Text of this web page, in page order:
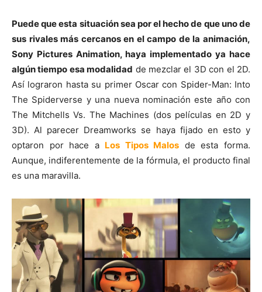
Puede que esta situación sea por el hecho de que uno de
sus rivales más cercanos en el campo de la animación,
Sony Pictures Animation, haya implementado ya hace
algún tiempo esa modalidad de mezclar el 3D con el 2D.
Así lograron hasta su primer Oscar con Spider-Man: Into
The Spiderverse y una nueva nominación este año con
The Mitchells Vs. The Machines (dos películas en 2D y
3D). Al parecer Dreamworks se haya fijado en esto y
optaron por hace a Los Tipos Malos de esta forma.
Aunque, indiferentemente de la fórmula, el producto final
es una maravilla.